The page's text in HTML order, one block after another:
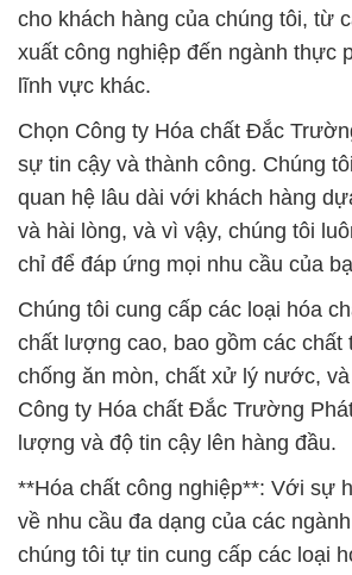
cho khách hàng của chúng tôi, từ
xuất công nghiệp đến ngành thực
lĩnh vực khác.
Chọn Công ty Hóa chất Đắc
sự tin cậy và thành công. Chúng
quan hệ lâu dài với khách hàng
và hài lòng, và vì vậy, chúng tôi
chỉ để đáp ứng mọi nhu cầu của
Chúng tôi cung cấp các loại hóa
chất lượng cao, bao gồm các chất
chống ăn mòn, chất xử lý nước,
Công ty Hóa chất Đắc Trường
lượng và độ tin cậy lên hàng đầu.
**Hóa chất công nghiệp**: Với sự
về nhu cầu đa dạng của các
chúng tôi tự tin cung cấp các loại